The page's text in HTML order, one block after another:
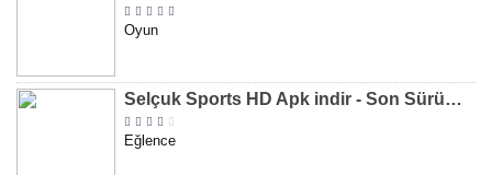
Oyun
Selçuk Sports HD Apk indir - Son Sürüm 2024 [2.0.1.9]
Eğlence